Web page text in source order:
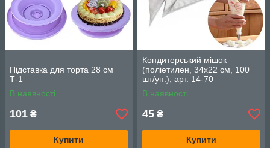
Підставка для торта 28 см
Т-1
В наявності
101 ₴
Купити
Кондитерський мішок
(поліетилен, 34х22 см, 100
шт/уп.), арт. 14-70
В наявності
45 ₴
Купити